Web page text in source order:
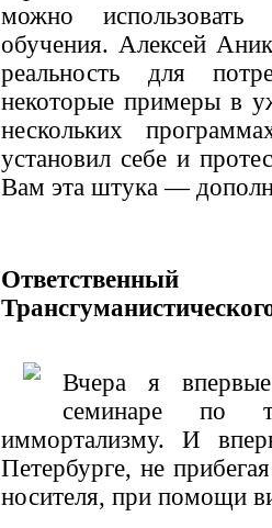
можно
обучения. Алексей
реальность для
некоторые примеры в
нескольких
установил себе и
Вам эта штука —
Ответственный
Вчера я
семинаре по
иммортализму. И
Петербурге, не
носителя, при помощи